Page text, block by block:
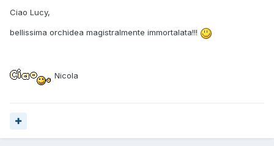
Ciao Lucy,
bellissima orchidea magistralmente immortalata!!!
Nicola